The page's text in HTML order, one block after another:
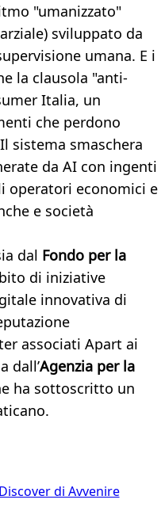
"umanizzato"
sviluppato da
umana. E i
la clausola "anti-
Italia, un
che perdono
sistema smaschera
da AI con ingenti
operatori economici e
e società
dal Fondo per la
di iniziative
innovativa di
associati Apart ai
dall’Agenzia per la
ha sottoscritto un
di Avvenire